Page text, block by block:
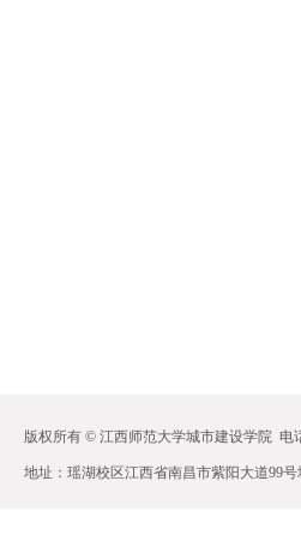
版权所有 © 江西师范大学城市建设学院 电
地址：瑶湖校区江西省南昌市紫阳大道99